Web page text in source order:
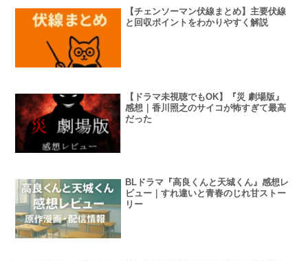
【チェンソーマン伏線まとめ】主要伏線
と回収ポイントをわかりやすく解説
【ドラマ未視聴でもOK】『災 劇場版』
感想｜香川照之のサイコが怖すぎて最高
だった
BLドラマ『高良くんと天城くん』感想レ
ビュー｜すれ違いと青春のじれ甘ストー
リー